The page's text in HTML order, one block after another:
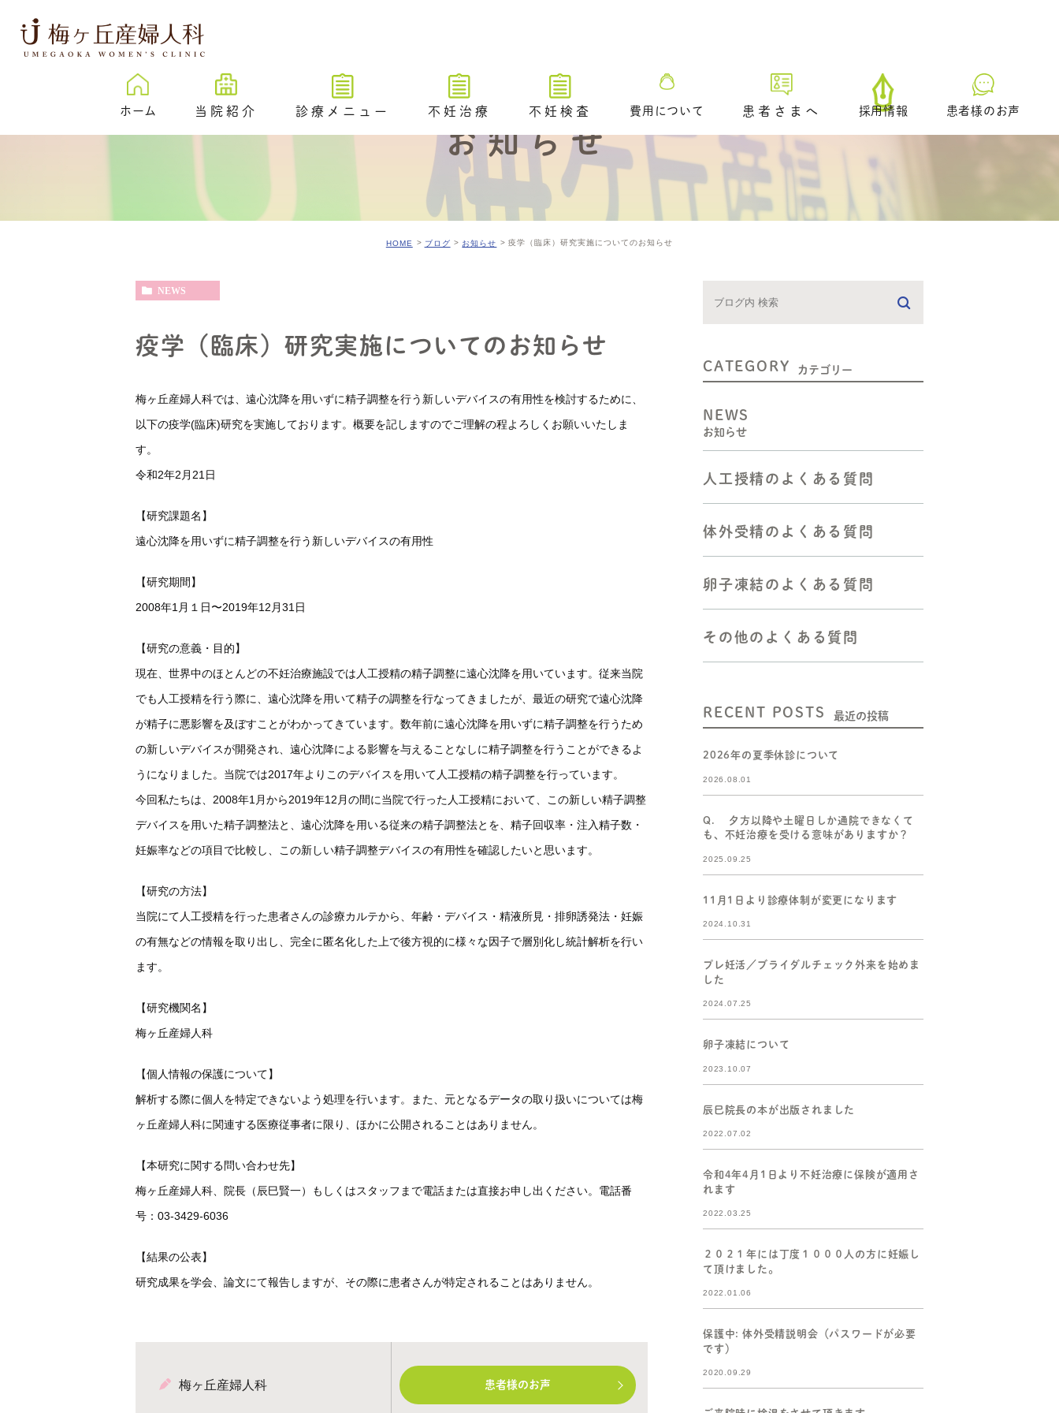
ホーム 当院紹介 診療メニュー
心理カウンセリングのご案内
各種ダウンロード
不妊治療
不妊治療トップ
不妊治療の解説動画
タイミング法
排卵障害に対する薬物療法
アシステッド・ハッチング
手術療法
不妊検査
不妊検査トップ
排卵や卵巣状態を調べる検査
卵管が通っているかを調べる
排卵時期を調べるための検査
に関連した検査
ケースによって必要となる検
費用について 患者さまへ
初診の方へ
プレ妊活／ブライダルチェッ
かお悩みの方へ
二人目不妊の方へ
体外受精（顕微授精を含む）
をお考えの方へ
胚移植―反復着床障害の方へ
よくある質問
採用情報 患者様のお声
お知らせ
HOME ブログ お知らせ 疫学（臨床）研究実施についてのお知らせ
NEWS
疫学（臨床）研究実施についてのお知らせ
梅ヶ丘産婦人科では、遠心沈降を用いずに精子調整を行う新しいデバイスの有用性を検討するために、
以下の疫学(臨床)研究を実施しております。概要を記しますのでご理解の程よろしくお願いいたしま
す。
令和2年2月21日
【研究課題名】
遠心沈降を用いずに精子調整を行う新しいデバイスの有用性
【研究期間】
2008年1月１日〜2019年12月31日
【研究の意義・目的】
現在、世界中のほとんどの不妊治療施設では人工授精の精子調整に遠心沈降を用いています。従来当院
でも人工授精を行う際に、遠心沈降を用いて精子の調整を行なってきましたが、最近の研究で遠心沈降
が精子に悪影響を及ぼすことがわかってきています。数年前に遠心沈降を用いずに精子調整を行うため
の新しいデバイスが開発され、遠心沈降による影響を与えることなしに精子調整を行うことができるよ
うになりました。当院では2017年よりこのデバイスを用いて人工授精の精子調整を行っています。
今回私たちは、2008年1月から2019年12月の間に当院で行った人工授精において、この新しい精子調整
デバイスを用いた精子調整法と、遠心沈降を用いる従来の精子調整法とを、精子回収率・注入精子数・
妊娠率などの項目で比較し、この新しい精子調整デバイスの有用性を確認したいと思います。
【研究の方法】
当院にて人工授精を行った患者さんの診療カルテから、年齢・デバイス・精液所見・排卵誘発法・妊娠
の有無などの情報を取り出し、完全に匿名化した上で後方視的に様々な因子で層別化し統計解析を行い
ます。
【研究機関名】
梅ヶ丘産婦人科
【個人情報の保護について】
解析する際に個人を特定できないよう処理を行います。また、元となるデータの取り扱いについては梅
ヶ丘産婦人科に関連する医療従事者に限り、ほかに公開されることはありません。
【本研究に関する問い合わせ先】
梅ヶ丘産婦人科、院長（辰巳賢一）もしくはスタッフまで電話または直接お申し出ください。電話番
号：03-3429-6036
【結果の公表】
研究成果を学会、論文にて報告しますが、その際に患者さんが特定されることはありません。
梅ヶ丘産婦人科 患者様のお声
CATEGORY カテゴリー
NEWS
お知らせ
人工授精のよくある質問
体外受精のよくある質問
卵子凍結のよくある質問
その他のよくある質問
RECENT POSTS 最近の投稿
2026年の夏季休診について
2026.08.01
Q. 夕方以降や土曜日しか通院できなくて
も、不妊治療を受ける意味がありますか？
2025.09.25
11月1日より診療体制が変更になります
2024.10.31
プレ妊活／ブライダルチェック外来を始めま
した
2024.07.25
卵子凍結について
2023.10.07
辰巳院長の本が出版されました
2022.07.02
令和4年4月1日より不妊治療に保険が適用さ
れます
2022.03.25
２０２１年には丁度１０００人の方に妊娠し
て頂けました。
2022.01.06
保護中: 体外受精説明会（パスワードが必要
です）
2020.09.29